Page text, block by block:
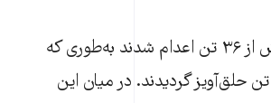
در هفته گذشته نیز بیش از ۳۶ تن اعدام شدند به‌طوری که
تنها در روز ۱۸ مهر، ۱۹ تن حلق‌آویز گردیدند. در میان این